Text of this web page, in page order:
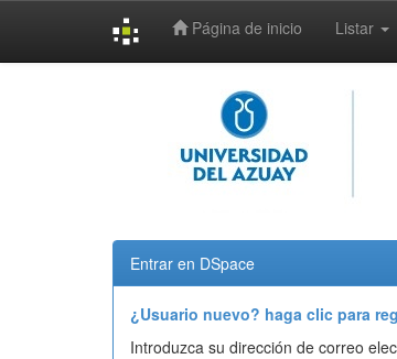
Página de inicio Listar
Entrar en DSpace
¿Usuario nuevo? haga clic para
Introduzca su dirección de correo